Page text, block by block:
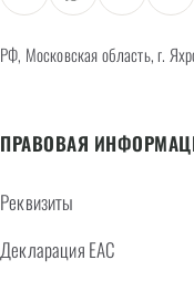
РФ, Московская область, г.
ПРАВОВАЯ
Реквизиты
Декларация EAC